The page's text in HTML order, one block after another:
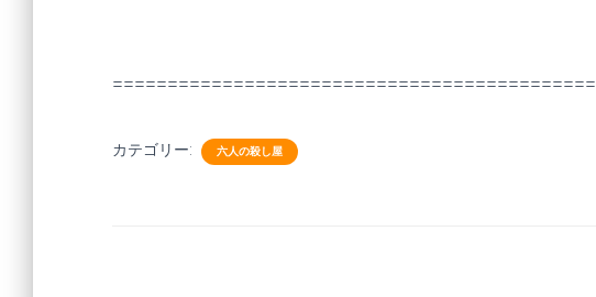
============================================
カテゴリー: 六人の殺し屋